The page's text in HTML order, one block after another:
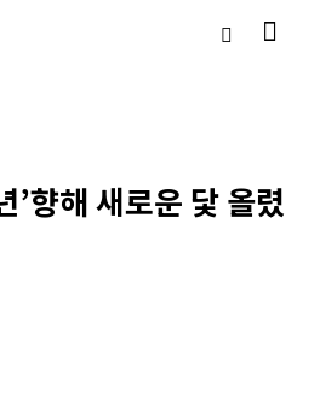
’향해 새로운 닻 올렸